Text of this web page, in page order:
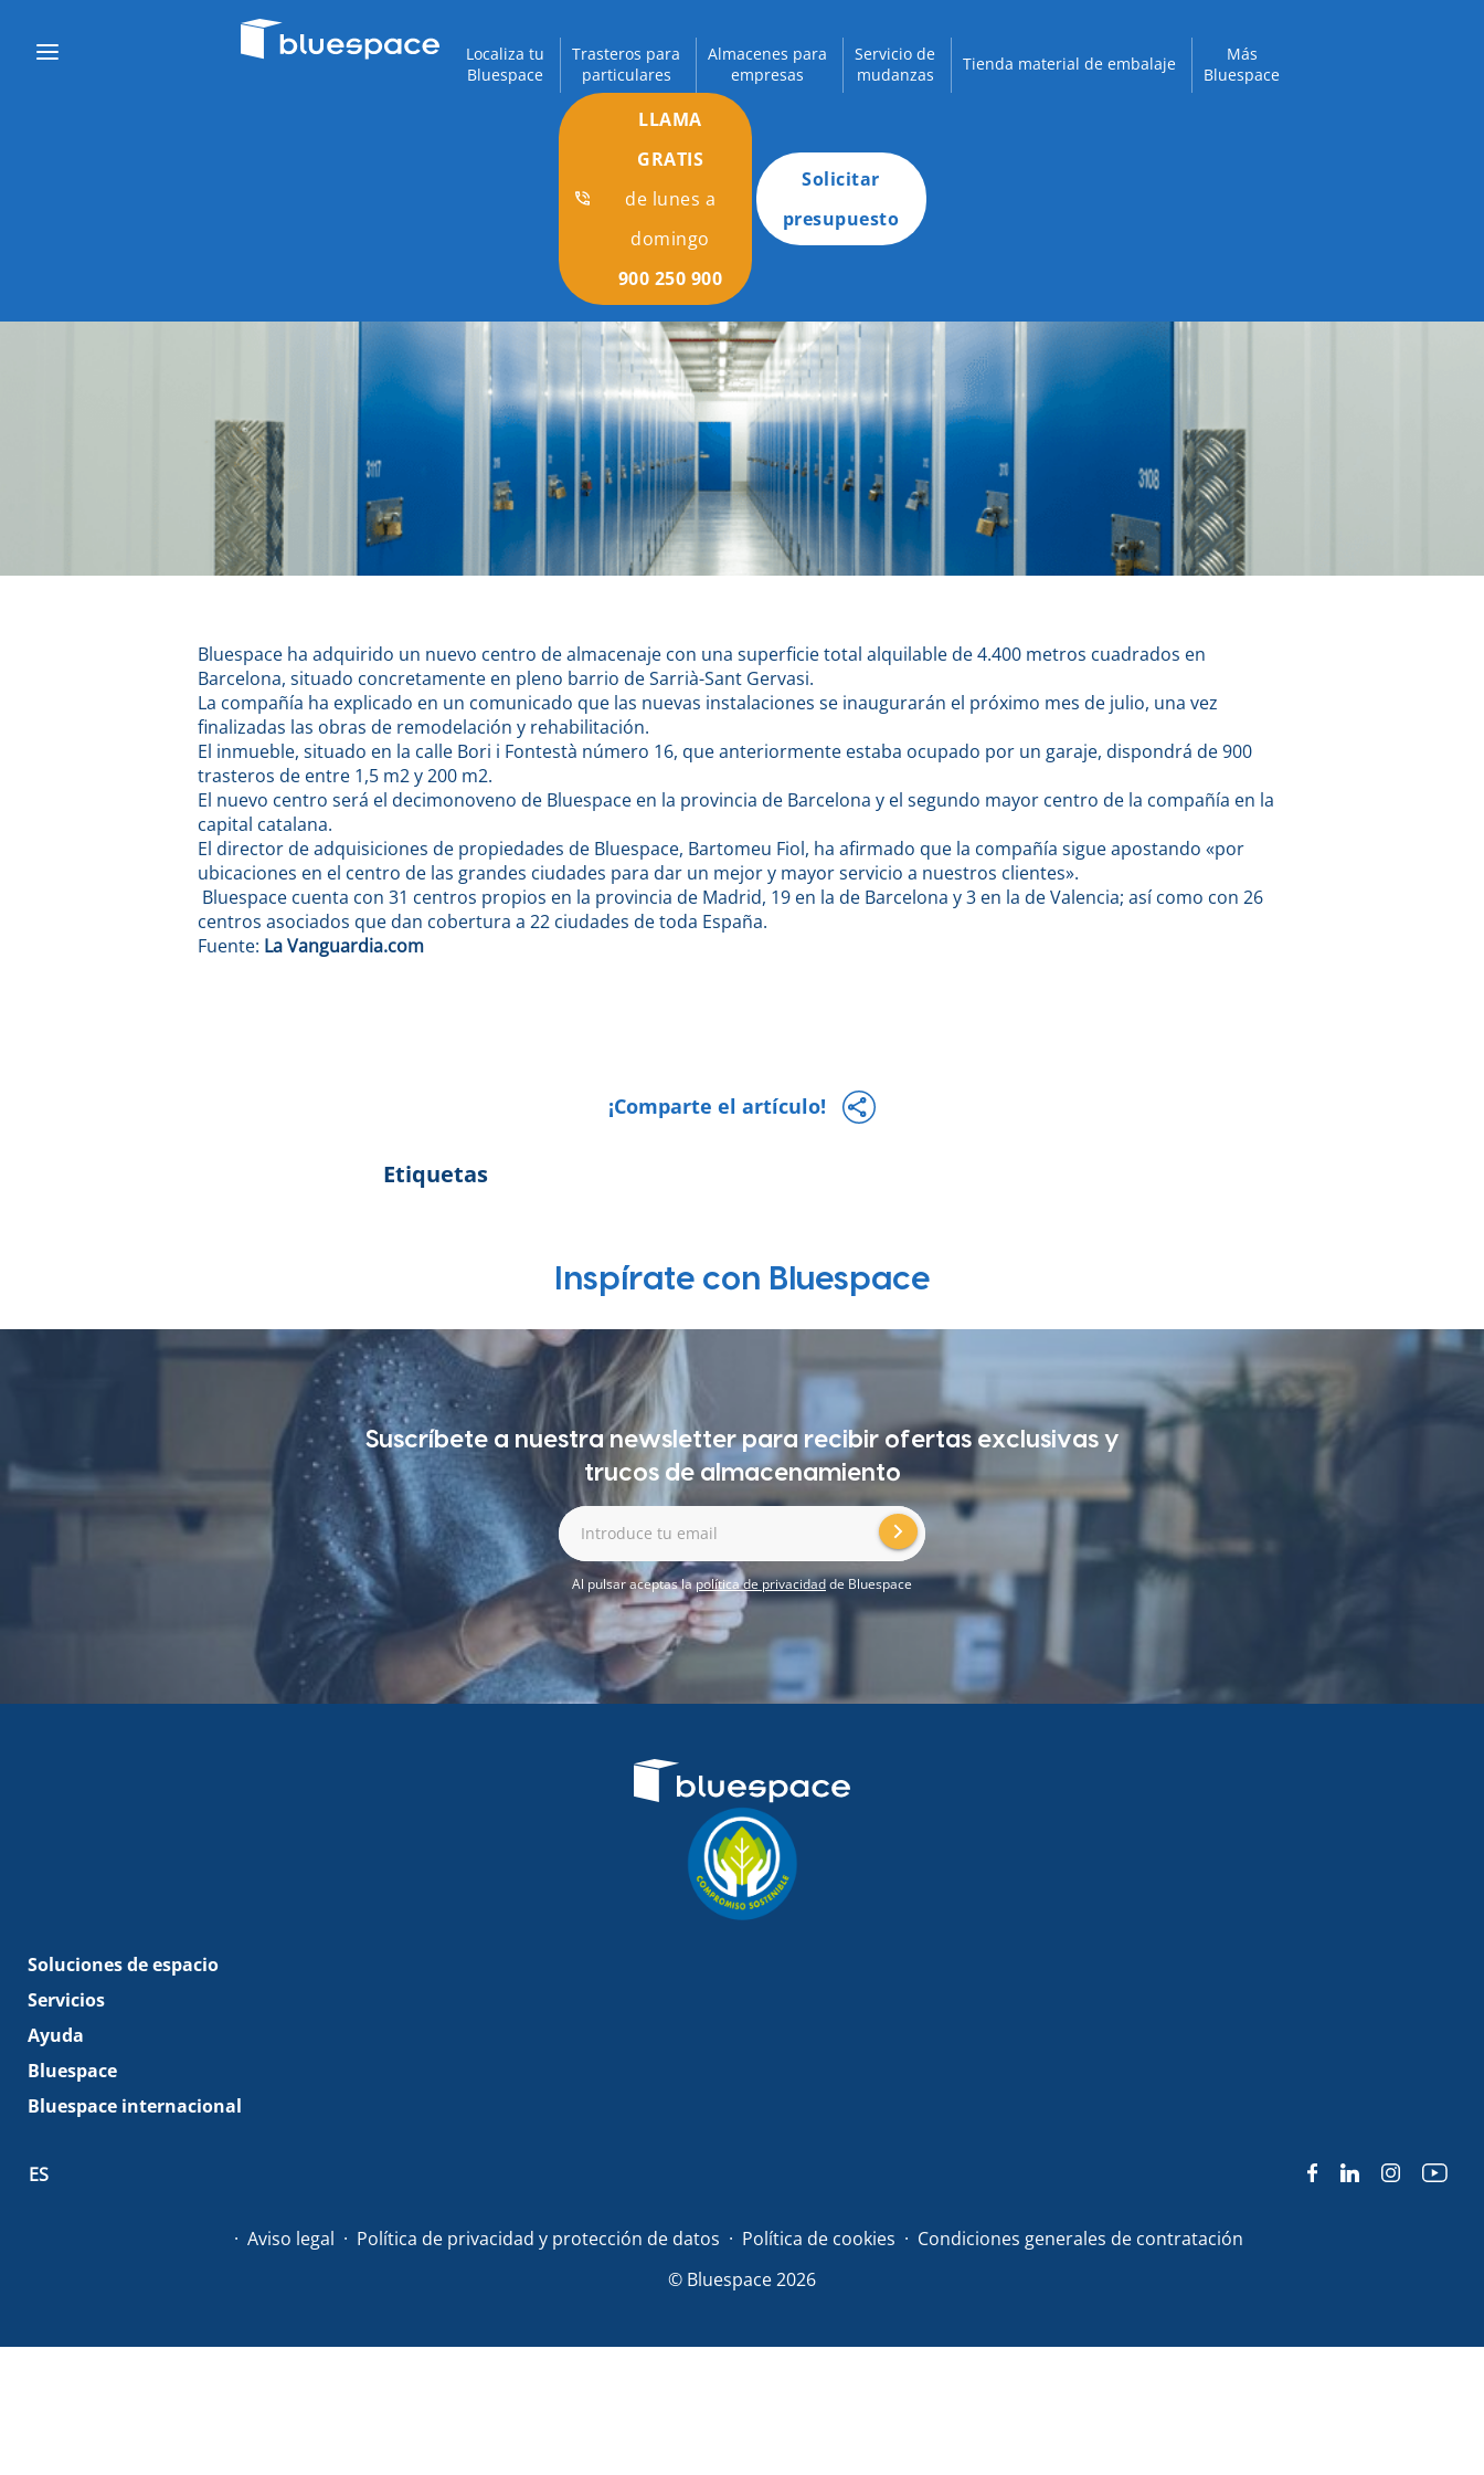
Localiza tu
Bluespace
Trasteros para
particulares
Almacenes para
empresas
Servicio de
mudanzas
Tienda material de embalaje
Más
Bluespace
LLAMA
GRATIS
de lunes a
domingo
900 250 900
Solicitar
presupuesto
Bluespace ha adquirido un nuevo centro de almacenaje con una superficie total alquilable de 4.400 metros cuadrados en
Barcelona, situado concretamente en pleno barrio de Sarrià-Sant Gervasi.
La compañía ha explicado en un comunicado que las nuevas instalaciones se inaugurarán el próximo mes de julio, una vez
finalizadas las obras de remodelación y rehabilitación.
El inmueble, situado en la calle Bori i Fontestà número 16, que anteriormente estaba ocupado por un garaje, dispondrá de 900
trasteros de entre 1,5 m2 y 200 m2.
El nuevo centro será el decimonoveno de Bluespace en la provincia de Barcelona y el segundo mayor centro de la compañía en la
capital catalana.
El director de adquisiciones de propiedades de Bluespace, Bartomeu Fiol, ha afirmado que la compañía sigue apostando «por
ubicaciones en el centro de las grandes ciudades para dar un mejor y mayor servicio a nuestros clientes».
Bluespace cuenta con 31 centros propios en la provincia de Madrid, 19 en la de Barcelona y 3 en la de Valencia; así como con 26
centros asociados que dan cobertura a 22 ciudades de toda España.
Fuente: La Vanguardia.com
¡Comparte el artículo!
Etiquetas
Inspírate con Bluespace
Suscríbete a nuestra newsletter para recibir ofertas exclusivas y
trucos de almacenamiento
Introduce tu email
Al pulsar aceptas lapolítica de privacidadde Bluespace
Soluciones de espacio
Servicios
Ayuda
Bluespace
Bluespace internacional
© Bluespace 2026
Aviso legal Política de privacidad y protección de datos Política de cookies Condiciones generales de contratación
ES